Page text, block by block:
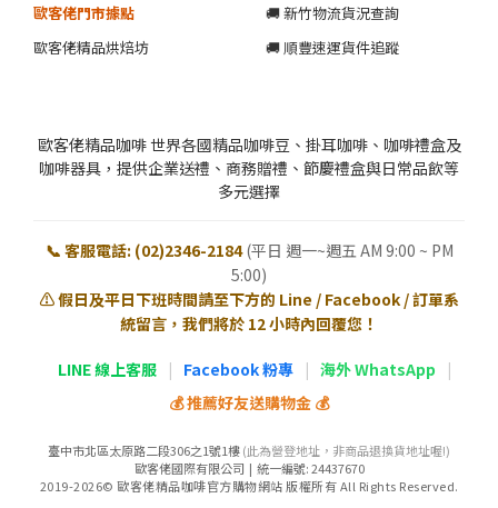
歐客佬門市據點
歐客佬精品烘焙坊
🚚 新竹物流貨況查詢
🚚 順豐速運貨件追蹤
歐客佬精品咖啡 世界各國精品咖啡豆、掛耳咖啡、咖啡禮盒及
咖啡器具，提供企業送禮、商務贈禮、節慶禮盒與日常品飲等
多元選擇
📞 客服電話: (02)2346-2184 (平日 週一~週五 AM 9:00 ~ PM
5:00)
⚠️ 假日及平日下班時間請至下方的 Line / Facebook / 訂單系
統留言，我們將於 12 小時內回覆您！
LINE 線上客服 | Facebook 粉專 | 海外 WhatsApp
|
💰 推薦好友送購物金 💰
臺中市北區太原路二段306之1號1樓(此為營登地址，非商品退換貨地址喔!)
歐客佬國際有限公司 | 統一編號: 24437670
2019-2026© 歐客佬精品咖啡官方購物網站 版權所有 All Rights Reserved.